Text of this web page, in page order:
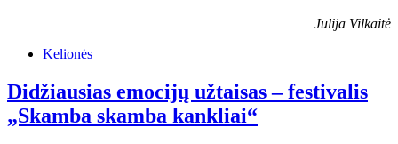
Julija Vilkaitė
Kelionės
Didžiausias emocijų užtaisas – festivalis
„Skamba skamba kankliai“